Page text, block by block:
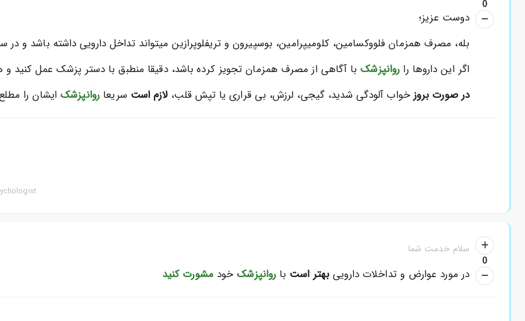
0
دوست عزیز؛
بله، مصرف همزمان فلووکسامین، کلومیپرامین، بوسپیرون و تریفلوپرازین میتواند تداخل دارویی داشته باشد و در سن 75 سالگی نیاز به دقت و پایش بیشتری
اگر این داروها را روانپزشکبا آگاهی از مصرف همزمان تجویز کرده باشد، دقیقا منطبق با دستر پزشک عمل کنید و
در صورت بروزخواب آلودگی شدید، گیجی، لرزش، بی قراری یا تپش قلب، لازم است سریعا روانپزشکایشان را
0
سلام خدمت شما
در مورد عوارض و تداخلات دارویی بهتر است با روانپزشکخود مشورت کنید